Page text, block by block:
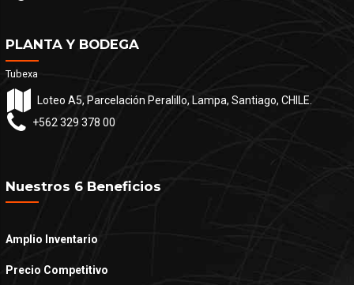
PLANTA Y BODEGA
Tubexa
Loteo A5, Parcelación Peralillo, Lampa, Santiago, CHILE.
+562 329 378 00
Nuestros 6 Beneficios
Amplio Inventario
Precio Competitivo